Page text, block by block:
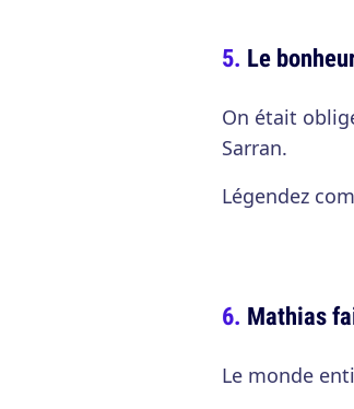
Le
On était
Sarran.
Légendez
Mathias
Le monde